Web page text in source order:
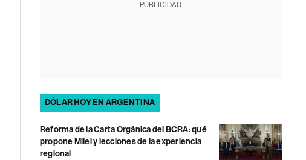
PUBLICIDAD
DÓLAR HOY EN ARGENTINA
Reforma de la Carta Orgánica del BCRA: qué
propone Milei y lecciones de la experiencia
regional